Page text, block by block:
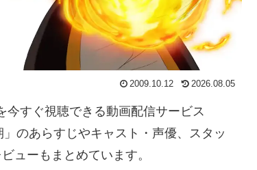
2009.10.12 2026.08.05
今すぐ視聴できる動画配信サービス
のあらすじやキャスト・声優、スタッ
ューもまとめています。